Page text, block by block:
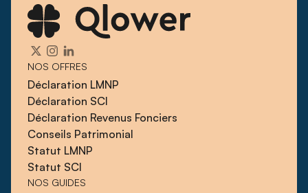
NOS OFFRES
Déclaration LMNP
Déclaration SCI
Déclaration Revenus Fonciers
Conseils Patrimonial
Statut LMNP
Statut SCI
NOS GUIDES